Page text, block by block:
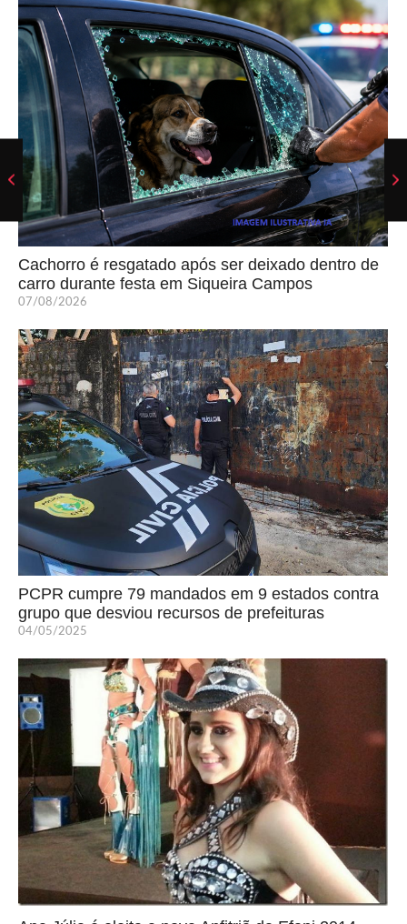
Cachorro é resgatado após ser deixado dentro de
carro durante festa em Siqueira Campos
07/08/2026
PCPR cumpre 79 mandados em 9 estados contra
grupo que desviou recursos de prefeituras
04/05/2025